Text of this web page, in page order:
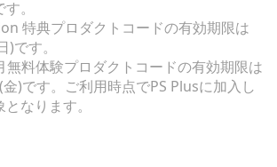
。
特典プロダクトコードの有効期限は
です。
無料体験プロダクトコードの有効期限は
)です。ご利用時点でPS Plusに加入し
なります。